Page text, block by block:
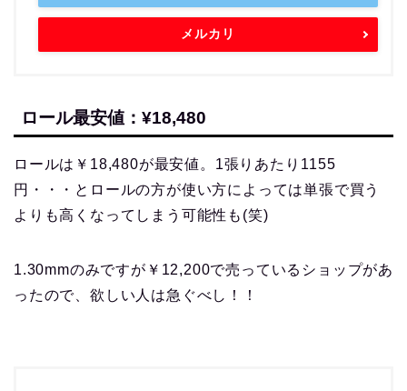
メルカリ
ロール最安値：¥18,480
ロールは￥18,480が最安値。1張りあたり1155
円・・・とロールの方が使い方によっては単張で買う
よりも高くなってしまう可能性も(笑)
1.30mmのみですが￥12,200で売っているショップがあ
ったので、欲しい人は急ぐべし！！